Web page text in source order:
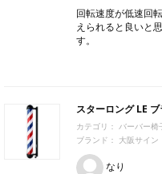
回転速度が低速回
えられると良いと
す。
スターロング LE ブ
カテゴリ： バーバー椅
ブランド： 大阪サイン
なり